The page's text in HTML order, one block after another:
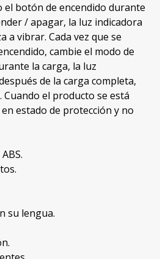
botón de encendido durante
/ apagar, la luz indicadora
a vibrar. Cada vez que se
cambie el modo de
la carga, la luz
de la carga completa,
Cuando el producto se está
estado de protección y no
su lengua.